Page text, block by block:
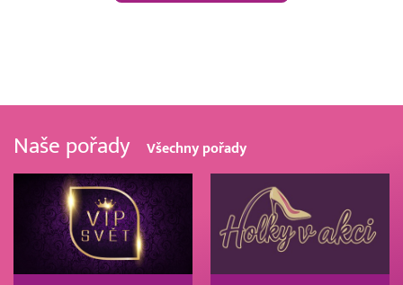
Naše pořady Všechny pořady